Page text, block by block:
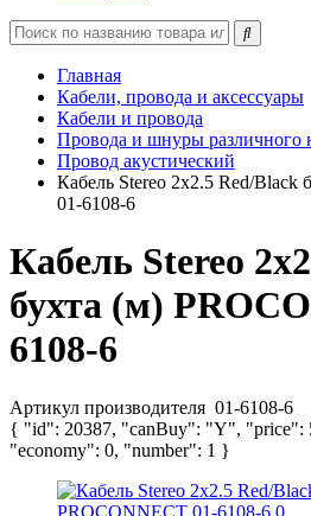
Главная
Кабели, провода и аксессуары
Кабели и провода
Провода и шнуры различного
Провод акустический
Кабель Stereo 2х2.5 Red/
01-6108-6
Кабель Stereo
бухта (м)
6108-6
Артикул производителя 01-6108-6
{ "id": 20387, "canBuy": "Y", "price":
"economy": 0, "number": 1 }